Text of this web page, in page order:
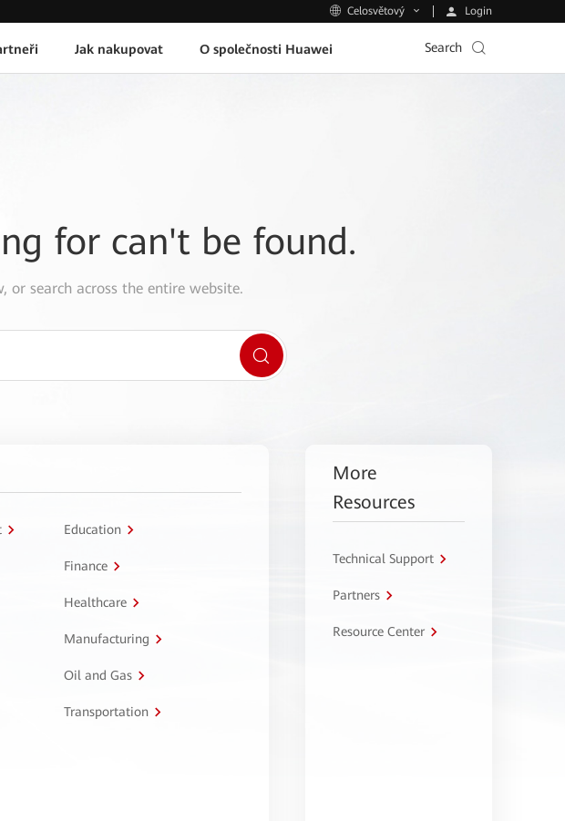
Celosvětový Login
Jak nakupovat O společnosti Huawei Search
for can't be found.
or search across the entire website.
Education
Finance
Healthcare
Manufacturing
Oil and Gas
Transportation
More
Resources
Technical Support
Partners
Resource Center